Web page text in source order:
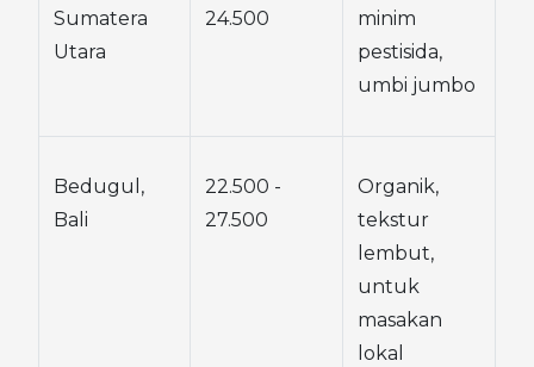
Sumatera
Utara
24.500
minim
pestisida,
umbi jumbo
Bedugul,
Bali
22.500 -
27.500
Organik,
tekstur
lembut,
untuk
masakan
lokal